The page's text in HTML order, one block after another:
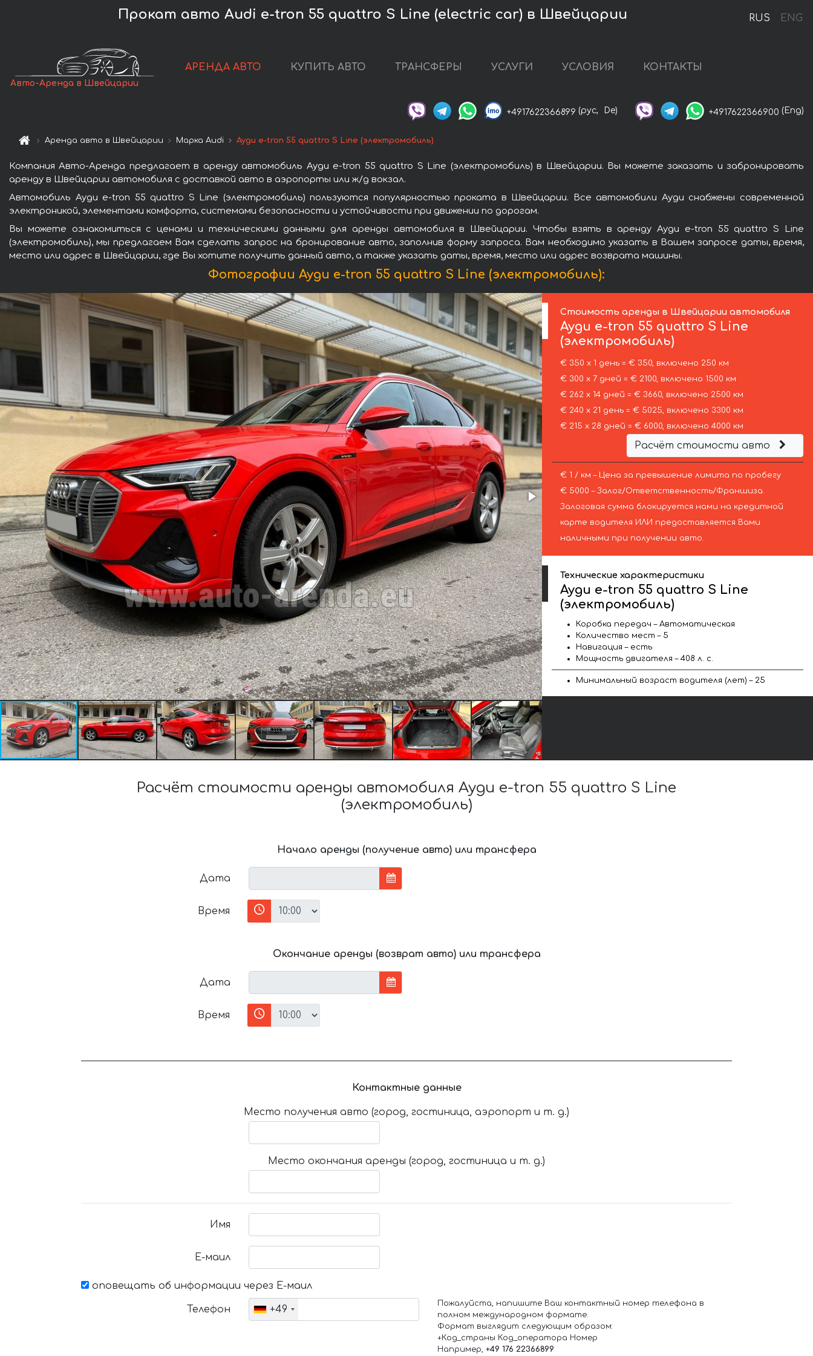
RUS ENG
Прокат авто Audi e-tron 55 quattro S Line (electric car) в Швейцарии
Авто-Аренда в Швейцарии
АРЕНДА АВТО КУПИТЬ АВТО ТРАНСФЕРЫ УСЛУГИ УСЛОВИЯ КОНТАКТЫ
+4917622366899 (рус, De) +4917622366900 (Eng)
Аренда авто в Швейцарии Марка Audi Ауди e-tron 55 quattro S Line (электромобиль)
Компания Авто-Аренда предлагает в аренду автомобиль Ауди e-tron 55 quattro S Line (электромобиль) в Швейцарии. Вы можете заказать и забронировать
аренду в Швейцарии автомобиля с доставкой авто в аэропорты или ж/д вокзал.
Автомобиль Ауди e-tron 55 quattro S Line (электромобиль) пользуются популярностью проката в Швейцарии. Все автомобили Ауди снабжены современной
электроникой, элементами комфорта, системами безопасности и устойчивости при движении по дорогам.
Вы можете ознакомиться с ценами и техническими данными для аренды автомобиля в Швейцарии. Чтобы взять в аренду Ауди e-tron 55 quattro S Line
(электромобиль), мы предлагаем Вам сделать запрос на бронирование авто, заполнив форму запроса. Вам необходимо указать в Вашем запросе даты, время,
место или адрес в Швейцарии, где Вы хотите получить данный авто, а также указать даты, время, место или адрес возврата машины.
Фотографии Ауди e-tron 55 quattro S Line (электромобиль):
Стоимость аренды в Швейцарии автомобиля
Ауди e-tron 55 quattro S Line
(электромобиль)
€ 350 х 1 день = € 350, включено 250 км
€ 300 х 7 дней = € 2100, включено 1500 км
€ 262 х 14 дней = € 3660, включено 2500 км
€ 240 х 21 день = € 5025, включено 3300 км
€ 215 х 28 дней = € 6000, включено 4000 км
Расчёт стоимости авто
€ 1 / км – Цена за превышение лимита по пробегу
€ 5000 – Залог/Ответственность/Франшиза.
Залоговая сумма блокируется нами на кредитной
карте водителя ИЛИ предоставляется Вами
наличными при получении авто.
Технические характеристики
Ауди e-tron 55 quattro S Line
(электромобиль)
Коробка передач – Автоматическая
Количество мест – 5
Навигация – есть
Мощность двигателя – 408 л. с.
Минимальный возраст водителя (лет) – 25
Расчёт стоимости аренды автомобиля Ауди e-tron 55 quattro S Line
(электромобиль)
Начало аренды (получение авто) или трансфера
Дата
Время
Окончание аренды (возврат авто) или трансфера
Дата
Время
Контактные данные
Место получения авто (город, гостиница, аэропорт и т. д.)
Место окончания аренды (город, гостиница и т. д.)
Имя
Е-маил
оповещать об информации через Е-маил
Телефон +49
Пожалуйста, напишите Ваш контактный номер телефона в
полном международном формате.
Формат выглядит следующим образом:
+Код_страны Код_оператора Номер
Например, +49 176 22366899